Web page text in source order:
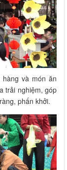
và món ăn
trải nghiệm, góp
phấn khởi.